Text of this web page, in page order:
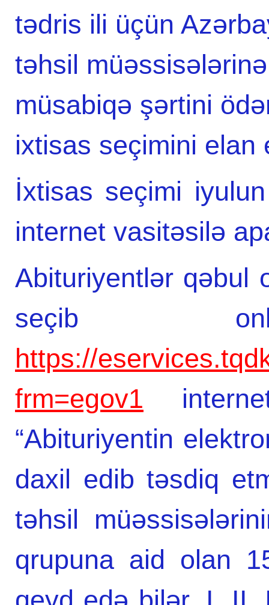
tədris ili üçün
təhsil
müsabiqə şərtini
ixtisas seçimini elan
İxtisas seçimi
internet vasitəsilə
Abituriyentlər qəbul
seçib
https://
frm=egov1
“Abituriyentin
daxil edib təsdiq
təhsil
qrupuna aid olan